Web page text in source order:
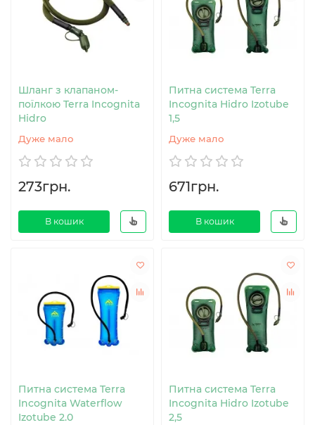
Шланг з клапаном-
поїлкою Terra Incognita
Hidro
Дуже мало
273грн.
В кошик
Питна система Terra
Incognita Hidro Izotube
1,5
Дуже мало
671грн.
В кошик
Питна система Terra
Incognita Waterflow
Izotube 2.0
Питна система Terra
Incognita Hidro Izotube
2,5